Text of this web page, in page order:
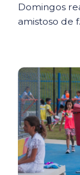
Domingos
amistoso de